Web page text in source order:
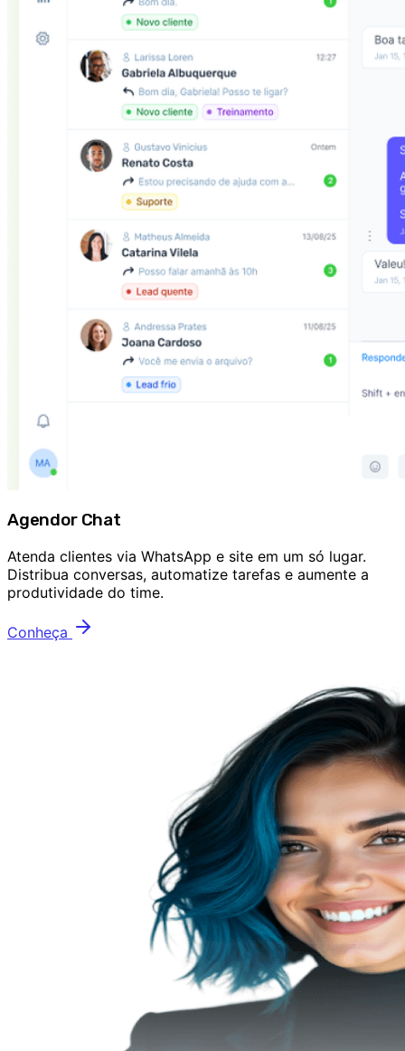
Agendor Chat
Atenda clientes via WhatsApp e site em um só lugar.
Distribua conversas, automatize tarefas e aumente a
produtividade do time.
Conheça